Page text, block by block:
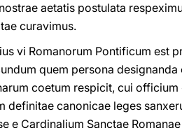
aetatis postulata
curavimus.
vi Romanorum Pontificum est
quem persona designanda
coetum respicit, cui
definitae canonicae leges
e Cardinalium Sanctae